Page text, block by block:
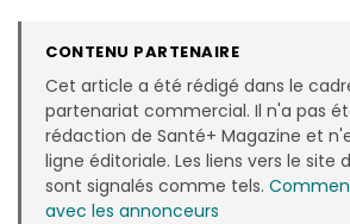
CONTENU PARTENAIRE
Cet article a été rédigé dans le
partenariat commercial. Il n'a pas
rédaction de Santé+ Magazine et
ligne éditoriale. Les liens vers le site
sont signalés comme tels.
avec les annonceurs